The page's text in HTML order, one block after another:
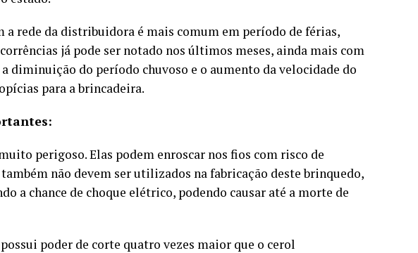
a rede da distribuidora é mais comum em período de férias,
já pode ser notado nos últimos meses, ainda mais com
diminuição do período chuvoso e o aumento da velocidade do
para a brincadeira.
perigoso. Elas podem enroscar nos fios com risco de
não devem ser utilizados na fabricação deste brinquedo,
a chance de choque elétrico, podendo causar até a morte de
poder de corte quatro vezes maior que o cerol